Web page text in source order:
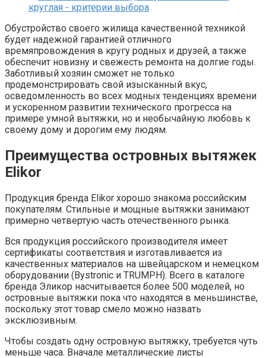
Обустройство своего жилища качественной техникой
будет надежной гарантией отличного
времяпровождения в кругу родных и друзей, а также
обеспечит новизну и свежесть ремонта на долгие годы.
Заботливый хозяин сможет не только
продемонстрировать свой изысканный вкус,
осведомленность во всех модных тенденциях времени
и ускоренном развитии технического прогресса на
примере умной вытяжки, но и необычайную любовь к
своему дому и дорогим ему людям.
Преимущества островных вытяжек
Elikor
Продукция бренда Elikor хорошо знакома российским
покупателям. Стильные и мощные вытяжки занимают
примерно четвертую часть отечественного рынка.
Вся продукция российского производителя имеет
сертификаты соответствия и изготавливается из
качественных материалов на швейцарском и немецком
оборудовании (Bystronic и TRUMPH). Всего в каталоге
бренда Эликор насчитывается более 500 моделей, но
островные вытяжки пока что находятся в меньшинстве,
поскольку этот товар смело можно назвать
эксклюзивным.
Чтобы создать одну островную вытяжку, требуется чуть
меньше часа. Вначале металлические листы